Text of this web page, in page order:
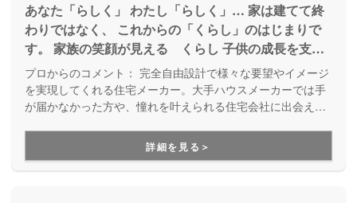
あなた「らしく」 わたし「らしく」… 家は建てて終
わりではなく、 これからの「くらし」のはじまりで
す。 家族の笑顔が見える くらし 子供の成長を支え
る くらし ペットとのたのしい くらし… それぞれ
理想のくらしがあると思います。 その「くらす」こ
とについて、わたしたちは一緒に寄り添い考えていき
お手伝いしていきます。
プロからのコメント： 完全自由設計で様々な要望やイメージ
を実現してくれる住宅メーカー。大手ハウスメーカーでは手
が届かなかった方や、憧れを叶えられる住宅会社に出会えな
ォームにも対応しています。「こんな家が建てたい！」「こ
んな暮らしがしたい！」という思いに寄り添い、設計士さん
と二人三脚で楽しめる家づくりです。
詳細を見る＞